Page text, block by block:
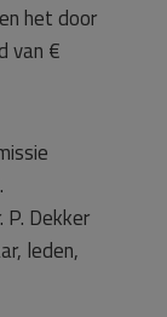
het door
van €
P. Dekker
leden,